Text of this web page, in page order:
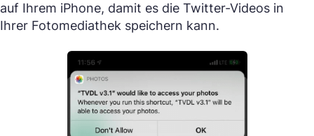
auf Ihrem iPhone, damit es die Twitter-Videos in
Ihrer Fotomediathek speichern kann.